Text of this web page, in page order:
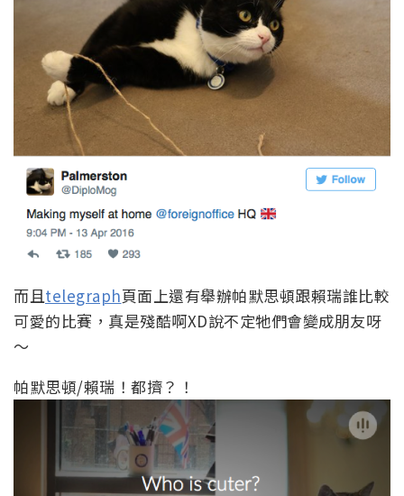
而且telegraph頁面上還有舉辦帕默思頓跟賴瑞誰比較
可愛的比賽，真是殘酷啊XD說不定牠們會變成朋友呀
～
帕默思頓/賴瑞！都擠？！